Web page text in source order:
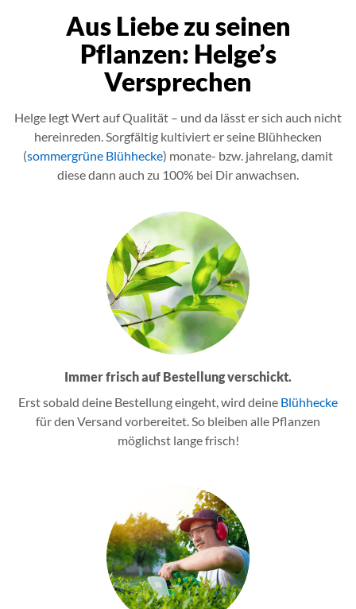
Aus Liebe zu seinen
Pflanzen: Helge’s
Versprechen
Helge legt Wert auf Qualität – und da lässt er sich auch nicht
hereinreden. Sorgfältig kultiviert er seine Blühhecken
(sommergrüne Blühhecke) monate- bzw. jahrelang, damit
diese dann auch zu 100% bei Dir anwachsen.
Immer frisch auf Bestellung verschickt.
Erst sobald deine Bestellung eingeht, wird deine Blühhecke
für den Versand vorbereitet. So bleiben alle Pflanzen
möglichst lange frisch!